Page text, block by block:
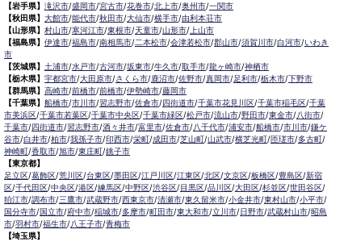
【岩手県】 滝沢市/盛岡市/宮古市/花巻市/北上市/奥州市/一関市
【秋田県】 大館市/能代市/秋田市/大仙市/横手市/由利本荘市
【山形県】 村山市/寒河江市/東根市/天童市/山形市/ 上山市
【福島県】 伊達市/福島市/南相馬市/二本松市/会津若松市/郡山市/須賀川市/白河市/いわき
市
【茨城県】 土浦市/水戸市/古河市/坂東市/牛久市/取手市/龍ヶ崎市/神栖市
【栃木県】 宇都宮市/大田原市/さくら市/鹿沼市/佐野市/真岡市/足利市/栃木市/下野市
【群馬県】 高崎市/前橋市/前橋市/伊勢崎市/藤岡市
【千葉県】 船橋市/市川市/習志野市/佐倉市/四街道市/千葉市花見川区/千葉市稲毛区/千葉
市美浜区/千葉市若葉区/千葉市中央区/千葉市緑区/松戸市/流山市/野田市/東金市/八街市/
千葉市/四街道市/習志野市/酒々井市/富里市/佐倉市/八千代市/浦安市/船橋市/市川市/鎌ケ
谷市/白井市/柏市/我孫子市/印西市/栄町/成田市/芝山町/山武市/横芝光町/匝瑳市/多古町/
神崎町/香取市/旭市/東庄町/銚子市
【東京都】
足立区/葛飾区/荒川区/台東区/墨田区/江戸川区/江東区/北区/文京区/板橋区/豊島区/新宿
区/千代田区/中央区/港区/練馬区/中野区/渋谷区/目黒区/品川区/大田区/杉並区/世田谷区/
狛江市/調布市/三鷹市/武蔵野市/西東京市/清瀬市/東久留米市/小金井市/東村山市/小平市/
国分寺市/国立市/府中市/稲城市/多摩市/町田市/東大和市/立川市/日野市/武蔵村山市/昭島
市/羽村市/福生市/八王子市/青梅市
【埼玉県】